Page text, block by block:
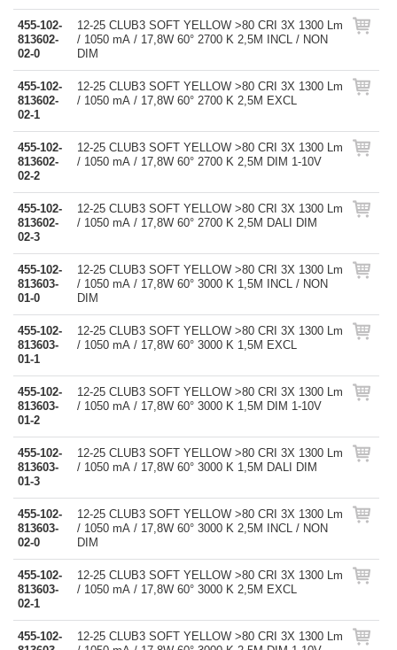
455-102-
813602-
02-0
12-25 CLUB3 SOFT YELLOW >80 CRI 3X 1300 Lm
/ 1050 mA / 17,8W 60° 2700 K 2,5M INCL / NON
DIM
455-102-
813602-
02-1
12-25 CLUB3 SOFT YELLOW >80 CRI 3X 1300 Lm
/ 1050 mA / 17,8W 60° 2700 K 2,5M EXCL
455-102-
813602-
02-2
12-25 CLUB3 SOFT YELLOW >80 CRI 3X 1300 Lm
/ 1050 mA / 17,8W 60° 2700 K 2,5M DIM 1-10V
455-102-
813602-
02-3
12-25 CLUB3 SOFT YELLOW >80 CRI 3X 1300 Lm
/ 1050 mA / 17,8W 60° 2700 K 2,5M DALI DIM
455-102-
813603-
01-0
12-25 CLUB3 SOFT YELLOW >80 CRI 3X 1300 Lm
/ 1050 mA / 17,8W 60° 3000 K 1,5M INCL / NON
DIM
455-102-
813603-
01-1
12-25 CLUB3 SOFT YELLOW >80 CRI 3X 1300 Lm
/ 1050 mA / 17,8W 60° 3000 K 1,5M EXCL
455-102-
813603-
01-2
12-25 CLUB3 SOFT YELLOW >80 CRI 3X 1300 Lm
/ 1050 mA / 17,8W 60° 3000 K 1,5M DIM 1-10V
455-102-
813603-
01-3
12-25 CLUB3 SOFT YELLOW >80 CRI 3X 1300 Lm
/ 1050 mA / 17,8W 60° 3000 K 1,5M DALI DIM
455-102-
813603-
02-0
12-25 CLUB3 SOFT YELLOW >80 CRI 3X 1300 Lm
/ 1050 mA / 17,8W 60° 3000 K 2,5M INCL / NON
DIM
455-102-
813603-
02-1
12-25 CLUB3 SOFT YELLOW >80 CRI 3X 1300 Lm
/ 1050 mA / 17,8W 60° 3000 K 2,5M EXCL
455-102-
12-25 CLUB3 SOFT YELLOW >80 CRI 3X 1300 Lm